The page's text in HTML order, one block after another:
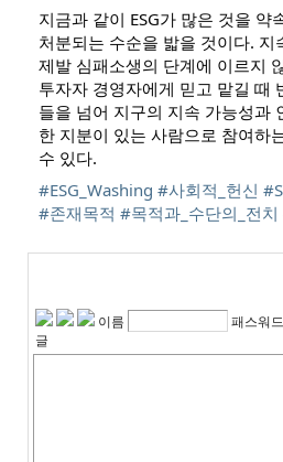
지금과 같이 ESG가 많은 것을
처분되는 수순을 밟을 것이다.
제발 심패소생의 단계에 이르지
투자자 경영자에게 믿고 맡길 때
들을 넘어 지구의 지속 가능성과
한 지분이 있는 사람으로 참여하
수 있다.
#ESG_Washing #사회적_헌신
#존재목적 #목적과_수단의_전치
이름
패스워드
글